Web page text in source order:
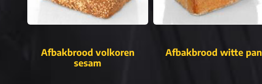
Afbakbrood volkoren
sesam
Afbakbrood witte pan